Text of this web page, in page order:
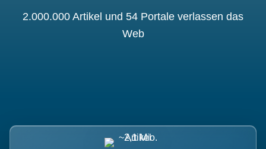
2.000.000 Artikel und 54 Portale verlassen das
Web